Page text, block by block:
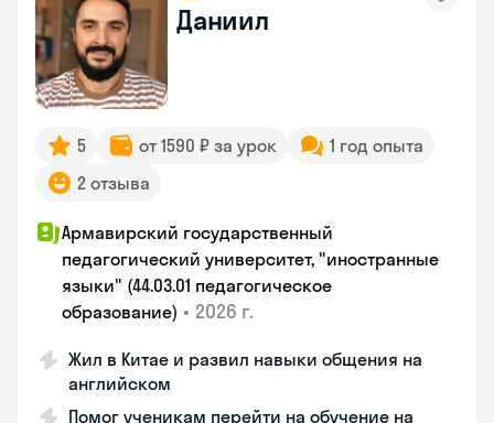
Даниил
5 от 1590 ₽ за урок
1 год опыта
2 отзыва
Армавирский государственный
педагогический университет, "иностранные
языки" (44.03.01 педагогическое
образование) • 2026 г.
Жил в Китае и развил навыки общения на
английском
Помог ученикам перейти на обучение на